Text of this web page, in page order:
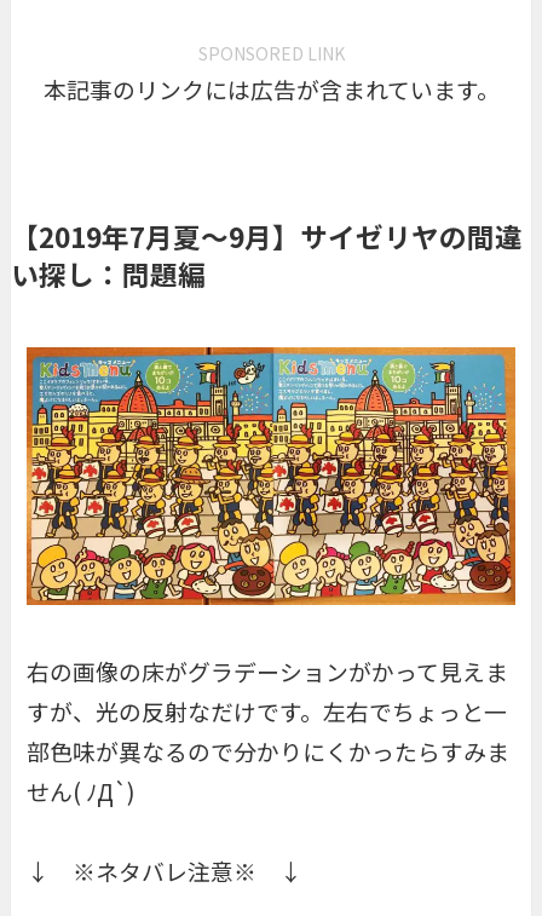
SPONSORED LINK
本記事のリンクには広告が含まれています。
【2019年7月夏〜9月】サイゼリヤの間違
い探し：問題編
右の画像の床がグラデーションがかって見えま
すが、光の反射なだけです。左右でちょっと一
部色味が異なるので分かりにくかったらすみま
せん( ﾉД`)
↓ ※ネタバレ注意※ ↓